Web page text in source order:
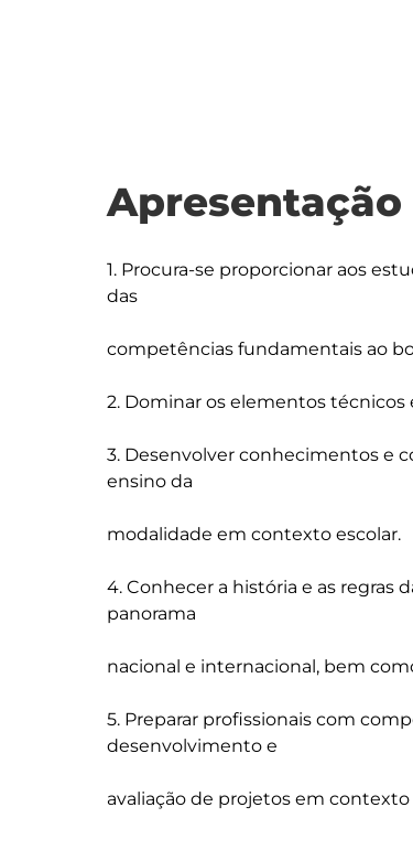
Apresentação
1. Procura-se proporcionar aos
das
competências fundamentais ao
2. Dominar os elementos técnicos
3. Desenvolver conhecimentos e
ensino da
modalidade em contexto escolar.
4. Conhecer a história e as regras
panorama
nacional e internacional, bem
5. Preparar profissionais com
desenvolvimento e